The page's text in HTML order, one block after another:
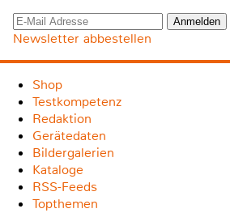
Newsletter abbestellen
Shop
Testkompetenz
Redaktion
Gerätedaten
Bildergalerien
Kataloge
RSS-Feeds
Topthemen